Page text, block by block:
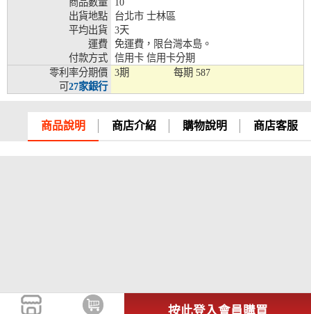
出貨地點
台北市 士林區
平均出貨
3天
運費
免運費，限台灣本島。
付款方式
信用卡 信用卡分期
零利率分期價
可27家銀行
3期 每期 587
商品說明 商店介紹 購物說明 商店客服
按此登入會員購買
兆豐銀行、合作金庫、第一銀行、華南銀行、
彰化銀行、上海銀行、富邦銀行、國泰世華、
台灣企銀、台中銀行、匯豐銀行、華泰銀行、
臺灣新光銀行、陽信銀行、聯邦銀行、遠東商
銀、元大銀行、永豐銀行、玉山銀行、凱基銀
行、星展銀行、台新銀行、安泰銀行、中國信
兆豐銀行、合作金庫、第一銀行、華南銀行、
彰化銀行、上海銀行、富邦銀行、國泰世華、